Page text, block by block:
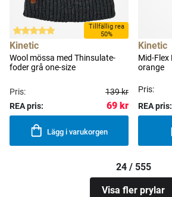
Tillfällig rea
50%
Kinetic
Wool mössa med Thinsulate-
foder grå one-size
Pris:
139 kr
REA pris:
69 kr
Lägg i varukorgen
Kinetic
Mid-
orange
Pris:
REA pris:
24 / 555
Visa fler prylar